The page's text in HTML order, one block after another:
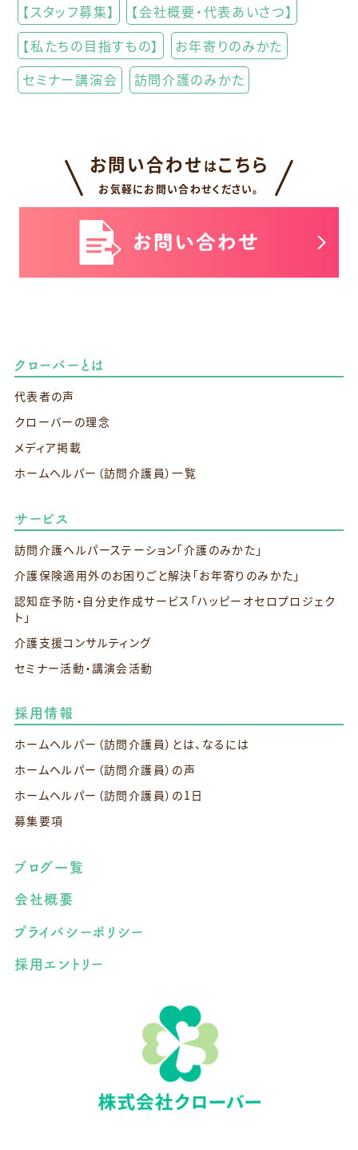
【スタッフ募集】
【会社概要・代表あいさつ】
【私たちの目指すもの】
お年寄りのみかた
セミナー講演会
訪問介護のみかた
お問い合わせ はこちら
お気軽にお問い合わせください。
クローバーとは
代表者の声
クローバーの理念
メディア掲載
ホームヘルパー（訪問介護員）一覧
サービス
訪問介護ヘルパーステーション「介護のみかた」
介護保険適用外のお困りごと解決 「お年寄りのみかた」
認知症予防・自分史作成サービス 「ハッピーオセロプロジェク
ト」
介護支援コンサルティング
セミナー活動・講演会活動
採用情報
ホームヘルパー（訪問介護員）とは、なるには
ホームヘルパー（訪問介護員）の声
ホームヘルパー（訪問介護員）の1日
募集要項
ブログ一覧
会社概要
プライバシーポリシー
採用エントリー